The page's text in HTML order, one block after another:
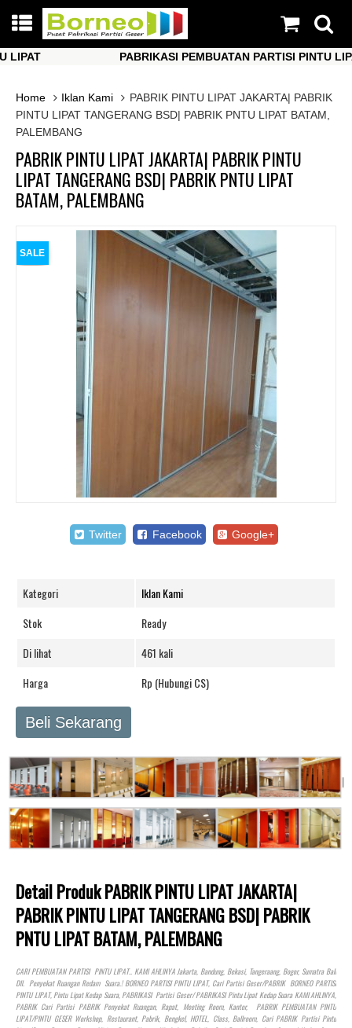
PABRIKASI PEMBUATAN PARTISI PINTU LIPAT
Home
Iklan Kami
PABRIK PINTU LIPAT JAKARTA| PABRIK
PINTU LIPAT TANGERANG BSD| PABRIK PNTU LIPAT BATAM,
PALEMBANG
PABRIK PINTU LIPAT JAKARTA| PABRIK PINTU
LIPAT TANGERANG BSD| PABRIK PNTU LIPAT
BATAM, PALEMBANG
SALE
Twitter Facebook Google+
Kategori
Iklan Kami
Stok
Ready
Di lihat
461 kali
Harga
Rp (Hubungi CS)
Beli Sekarang
Detail Produk PABRIK PINTU LIPAT JAKARTA|
PABRIK PINTU LIPAT TANGERANG BSD| PABRIK
PNTU LIPAT BATAM, PALEMBANG
CARI PEMBUATAN PARTISI PINTU LIPAT.. KAMI AHLINYA Jakarta, Bandung, Bekasi, Tangeraang, Bogor, Sumatra Bali
Dll. Penyekat Ruangan Redam Suara.! BORNEO PARTISI PINTU LIPAT, Cari Partisi Geser/PABRIK BORNEO PARTISI
PINTU LIPAT, Pintu Lipat Kedap Suara, PABRIKASI Partisi Geser/ PABRIKASI Pintu Lipat Kedap Suara KAMI AHLINYA,
PABRIK Cari Partisi PABRIK Penyekat Ruangan, Rapat, Meeting Room, Kantor, PABRIK PEMBUATAN PINTU
LIPAT/PINTU GESER Workshop, Restaurant, Pabrik, Bengkel, HOTEL, Class, Ballroom, Cari PABRIK Partisi Pintu